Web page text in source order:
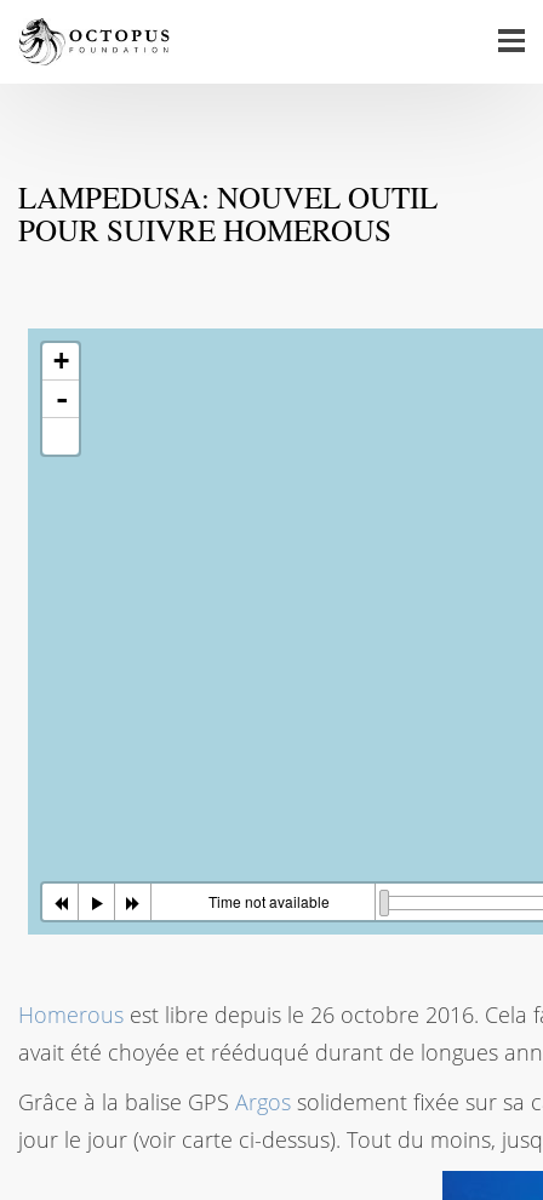
LAMPEDUSA: NOUVEL OUTIL
POUR SUIVRE HOMEROUS
Homerous est libre depuis le 26 octobre 2016.
avait été choyée et rééduqué durant de longues
Grâce à la balise GPS Argos solidement fixée sur sa
jour le jour (voir carte ci-dessus). Tout du moins,